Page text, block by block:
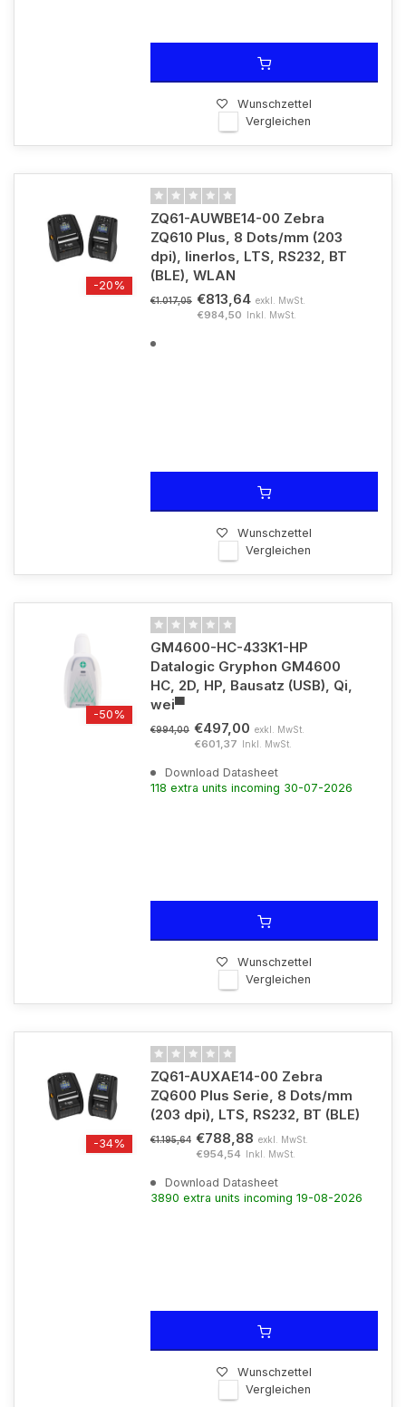
Wunschzettel
Vergleichen
-20%
ZQ61-AUWBE14-00 Zebra
ZQ610 Plus, 8 Dots/mm (203
dpi), linerlos, LTS, RS232, BT
(BLE), WLAN
€1.017,05 €813,64 exkl. MwSt.
€984,50 Inkl. MwSt.
Wunschzettel
Vergleichen
-50%
GM4600-HC-433K1-HP
Datalogic Gryphon GM4600
HC, 2D, HP, Bausatz (USB), Qi,
wei▀
€994,00 €497,00 exkl. MwSt.
€601,37 Inkl. MwSt.
Download Datasheet
118 extra units incoming 30-07-2026
Wunschzettel
Vergleichen
-34%
ZQ61-AUXAE14-00 Zebra
ZQ600 Plus Serie, 8 Dots/mm
(203 dpi), LTS, RS232, BT (BLE)
€1.195,64 €788,88 exkl. MwSt.
€954,54 Inkl. MwSt.
Download Datasheet
3890 extra units incoming 19-08-2026
Wunschzettel
Vergleichen